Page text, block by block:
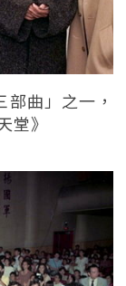
曲」之一，
堂》